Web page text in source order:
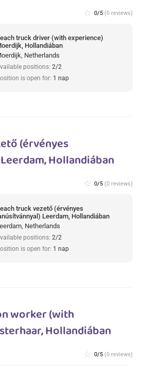
star_border 0/5 (0 reviews)
truck driver (with experience)
Hollandiában
Netherlands
positions: 2/2
is open for: 1 nap
(érvényes
Hollandiában
star_border 0/5 (0 reviews)
truck vezető (érvényes
Leerdam, Hollandiában
Netherlands
positions: 2/2
is open for: 1 nap
worker (with
Hollandiában
star_border 0/5 (0 reviews)